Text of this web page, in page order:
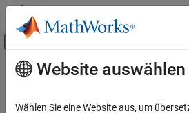
Weiter zum Inhalt
Umschaltung für Off-
Startseite der Dokumentation
Hauptinhalt
mxGetSingles (C)
Website auswählen
Wählen Sie eine Website aus, um